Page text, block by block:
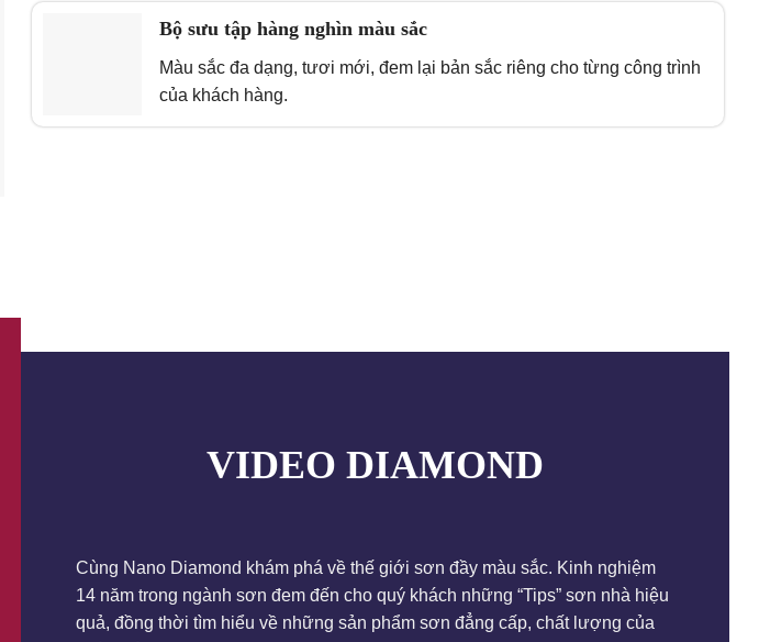
Bộ sưu tập hàng nghìn màu sắc
Màu sắc đa dạng, tươi mới, đem lại bản sắc riêng cho từng công trình
của khách hàng.
VIDEO DIAMOND
Cùng Nano Diamond khám phá về thế giới sơn đầy màu sắc. Kinh nghiệm
14 năm trong ngành sơn đem đến cho quý khách những “Tips” sơn nhà hiệu
quả, đồng thời tìm hiểu về những sản phẩm sơn đẳng cấp, chất lượng của